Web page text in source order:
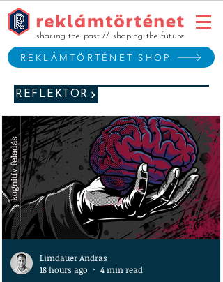
REKLÁMTÖRTÉNET SHOP
sharing the past // shaping the future
REFLEKTOR
Limdauer Andras
18 hours ago
4 min read